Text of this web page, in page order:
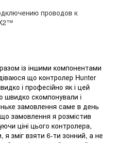
проводов к
із іншими компонентами
що контролер Hunter
і професійно як і цей
швидко скомпонували і
замовлення саме в день
замовлення я розмістив
ціні цього контролера,
зміг взяти 6-ти зонний, а не